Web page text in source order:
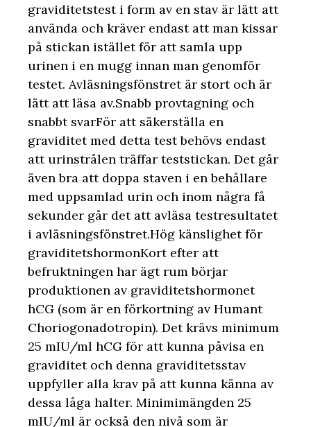
graviditetstest i form av en stav är lätt att
använda och kräver endast att man kissar
på stickan istället för att samla upp
urinen i en mugg innan man genomför
testet. Avläsningsfönstret är stort och är
lätt att läsa av.Snabb provtagning och
snabbt svarFör att säkerställa en
graviditet med detta test behövs endast
att urinstrålen träffar teststickan. Det går
även bra att doppa staven i en behållare
med uppsamlad urin och inom några få
sekunder går det att avläsa testresultatet
i avläsningsfönstret.Hög känslighet för
graviditetshormonKort efter att
befruktningen har ägt rum börjar
produktionen av graviditetshormonet
hCG (som är en förkortning av Humant
Choriogonadotropin). Det krävs minimum
25 mIU/ml hCG för att kunna påvisa en
graviditet och denna graviditetsstav
uppfyller alla krav på att kunna känna av
dessa låga halter. Minimimängden 25
mIU/ml är också den nivå som är